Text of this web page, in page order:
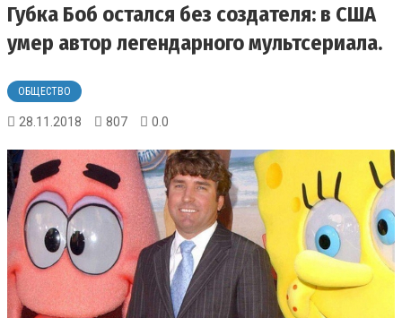
Губка Боб остался без создателя: в США
умер автор легендарного мультсериала.
ОБЩЕСТВО
28.11.2018 807 0.0